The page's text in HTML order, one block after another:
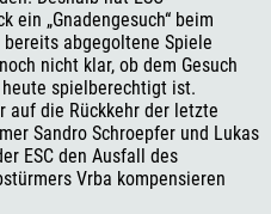
ein „Gnadengesuch“ beim
abgegoltene Spiele
nicht klar, ob dem Gesuch
spielberechtigt ist.
auf die Rückkehr der letzte
Sandro Schroepfer und Lukas
ESC den Ausfall des
Vrba kompensieren